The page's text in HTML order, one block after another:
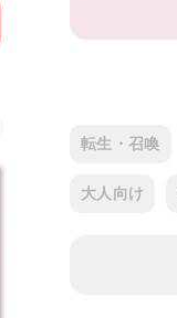
転生・召喚
大人向け